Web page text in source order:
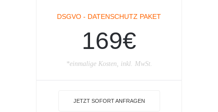
DSGVO - DATENSCHUTZ PAKET
169€
*einmalige Kosten, inkl. MwSt.
JETZT SOFORT ANFRAGEN